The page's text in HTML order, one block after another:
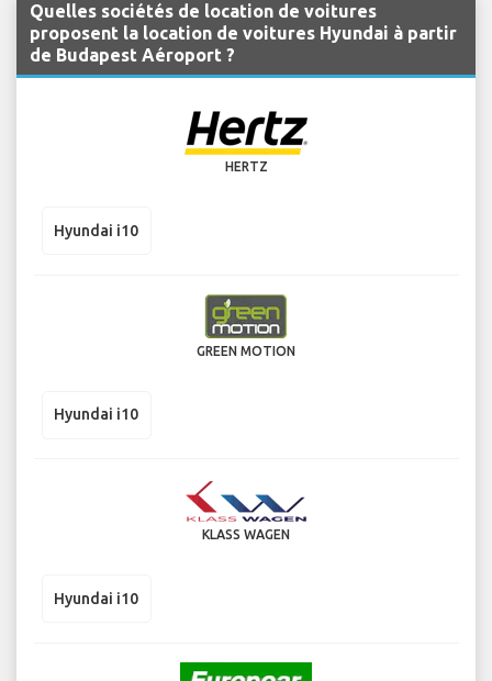
Quelles sociétés de location de voitures
proposent la location de voitures Hyundai à partir
de Budapest Aéroport ?
HERTZ
Hyundai i10
GREEN MOTION
Hyundai i10
KLASS WAGEN
Hyundai i10